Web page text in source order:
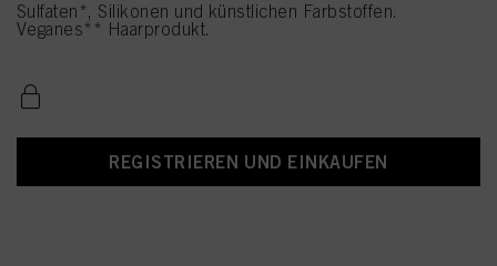
Sulfaten*, Silikonen und künstlichen Farbstoffen.
Veganes** Haarprodukt.
REGISTRIEREN UND EINKAUFEN